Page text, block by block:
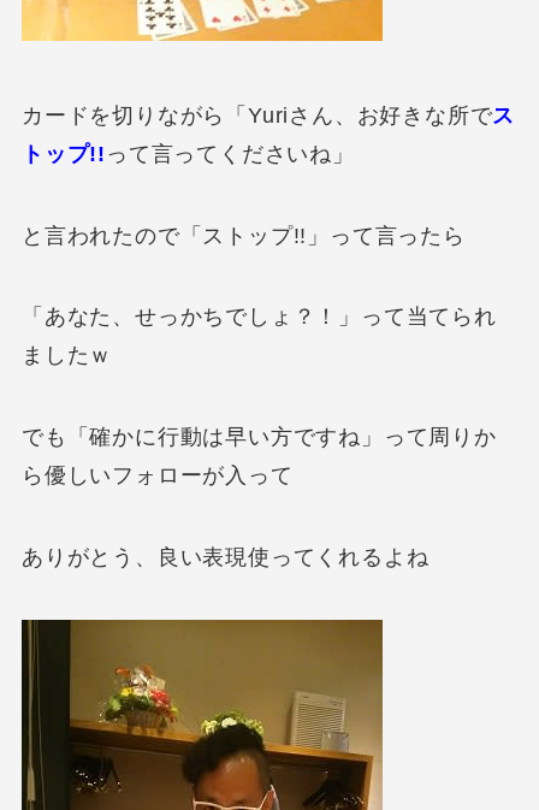
カードを切りながら「Yuriさん、お好きな所でス
トップ!! って言ってくださいね」
と言われたので「ストップ!!」って言ったら
「あなた、せっかちでしょ？！」って当てられ
ましたｗ
でも「確かに行動は早い方ですね」って周りか
ら優しいフォローが入って
ありがとう、良い表現使ってくれるよね